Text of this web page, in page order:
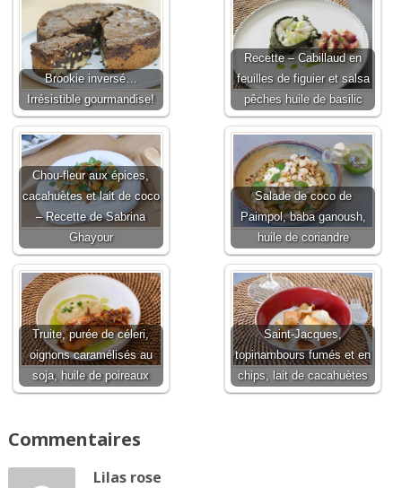
Brookie inversé…
Irrésistible gourmandise!
Recette – Cabillaud en
feuilles de figuier et salsa
pêches huile de basilic
Chou-fleur aux épices,
cacahuètes et lait de coco
– Recette de Sabrina
Ghayour
Salade de coco de
Paimpol, baba ganoush,
huile de coriandre
Truite, purée de céleri,
oignons caramélisés au
soja, huile de poireaux
Saint-Jacques,
topinambours fumés et en
chips, lait de cacahuètes
Commentaires
Lilas rose